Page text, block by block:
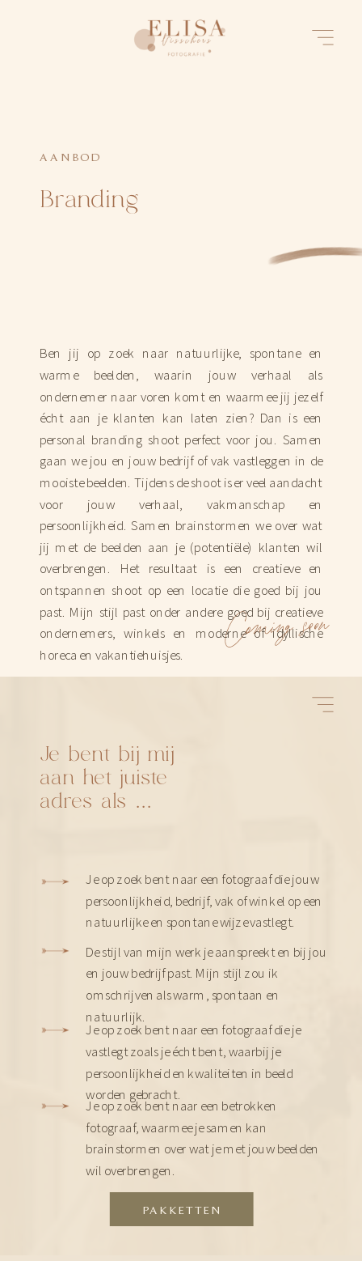
Coming soon
Ben jij op zoek naar natuurlijke, spontane en
warme beelden, waarin jouw verhaal als
ondernemer naar voren komt en waarmee jij jezelf
écht aan je klanten kan laten zien? Dan is een
personal branding shoot perfect voor jou. Samen
gaan we jou en jouw bedrijf of vak vastleggen in de
mooiste beelden. Tijdens de shoot is er veel aandacht
voor jouw verhaal, vakmanschap en
persoonlijkheid. Samen brainstormen we over wat
jij met de beelden aan je (potentiële) klanten wil
overbrengen. Het resultaat is een creatieve en
ontspannen shoot op een locatie die goed bij jou
past. Mijn stijl past onder andere goed bij creatieve
ondernemers, winkels en moderne of idyllische
horeca en vakantiehuisjes.
Branding
AANBOD
PAKKETTEN
Je op zoek bent naar een betrokken
fotograaf, waarmee je samen kan
brainstormen over wat je met jouw beelden
wil overbrengen.
Je op zoek bent naar een fotograaf die je
vastlegt zoals je écht bent, waarbij je
persoonlijkheid en kwaliteiten in beeld
worden gebracht.
De stijl van mijn werk je aanspreekt en bij jou
en jouw bedrijf past. Mijn stijl zou ik
omschrijven als warm, spontaan en
natuurlijk.
Je op zoek bent naar een fotograaf die jouw
persoonlijkheid, bedrijf, vak of winkel op een
natuurlijke en spontane wijze vastlegt.
Je bent bij mij
aan het juiste
adres als ...